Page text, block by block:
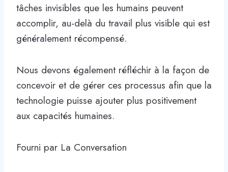
tâches invisibles que les humains peuvent
accomplir, au-delà du travail plus visible qui est
généralement récompensé.
Nous devons également réfléchir à la façon de
concevoir et de gérer ces processus afin que la
technologie puisse ajouter plus positivement
aux capacités humaines.
Fourni par La Conversation